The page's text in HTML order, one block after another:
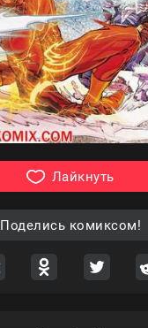
Лайкнуть
Поделись комиксом!